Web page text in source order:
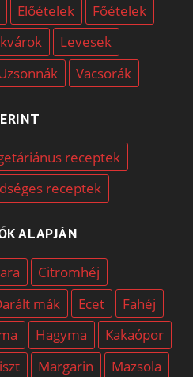
Előételek
Főételek
Levesek
Vacsorák
receptek
receptek
ALAPJÁN
Citromhéj
mák Ecet
Fahéj
Hagyma
Kakaópor
Margarin
Mazsola